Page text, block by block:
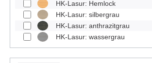
HK-Lasur: Hemlock
HK-Lasur: silbergrau
HK-Lasur: anthrazitgrau
HK-Lasur: wassergrau